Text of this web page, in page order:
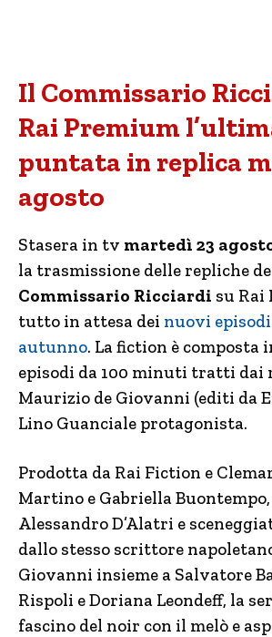
Il Commissario
Rai Premium
puntata in replica
agosto
Stasera in tv martedì 23
la trasmissione delle repliche de
Commissario Ricciardi su Rai
tutto in attesa dei nuovi
autunno. La fiction è composta
episodi da 100 minuti tratti dai
Maurizio de Giovanni (editi da
Lino Guanciale protagonista.
Prodotta da Rai Fiction e
Martino e Gabriella
Alessandro D’Alatri e
dallo stesso scrittore
Giovanni insieme a Salvatore
Rispoli e Doriana Leondeff, la
fascino del noir con il melò e